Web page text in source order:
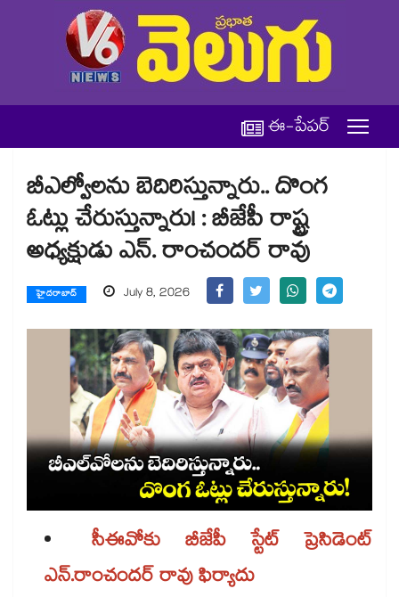
ఈ-పేపర్
బీఎల్వోలను బెదిరిస్తున్నారు.. దొంగ
ఓట్లు చేరుస్తున్నారు! : బీజేపీ రాష్ట్ర
అధ్యక్షుడు ఎన్. రాంచందర్ రావు
హైదరాబాద్ July 8, 2026
సీఈవోకు బీజేపీ స్టేట్ ప్రెసిడెంట్
ఎన్.రాంచందర్ రావు ఫిర్యాదు